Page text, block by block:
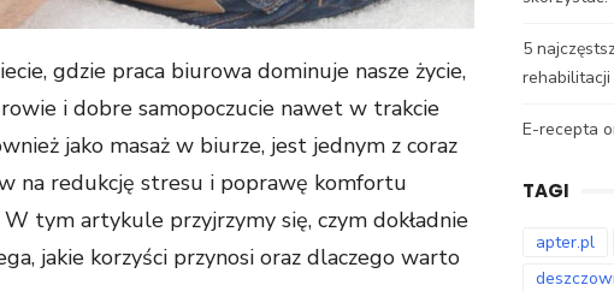
gdzie praca biurowa dominuje nasze życie,
i dobre samopoczucie nawet w trakcie
jako masaż w biurze, jest jednym z coraz
na redukcję stresu i poprawę komfortu
tym artykule przyjrzymy się, czym dokładnie
jakie korzyści przynosi oraz dlaczego warto
5
rehabilitacji
E-recepta
TAGI
apter.pl